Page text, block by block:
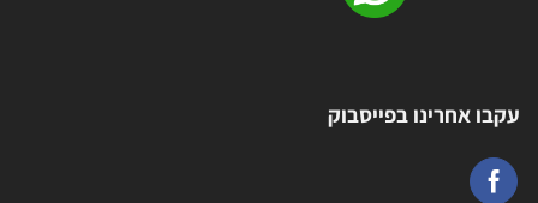
עקבו אחרינו בפייסבוק